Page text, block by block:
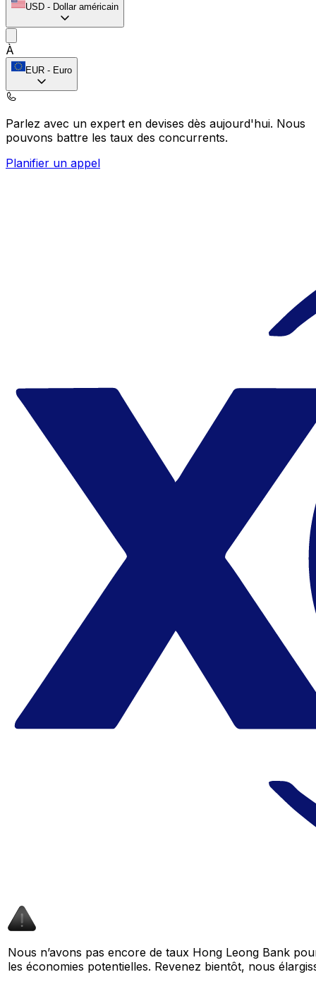
USD - Dollar américain
À
EUR - Euro
Parlez avec un expert en devises dès aujourd'hui. Nous
pouvons battre les taux des concurrents.
Planifier un appel
Nous n’avons pas encore de taux Hong Leong Bank
les économies potentielles. Revenez bientôt, nous